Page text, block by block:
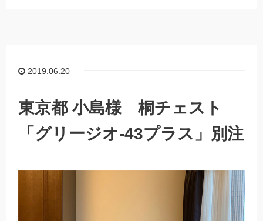
2019.06.20
東京都 小島様 桐チェスト
「グリージオ-43プラス」別注